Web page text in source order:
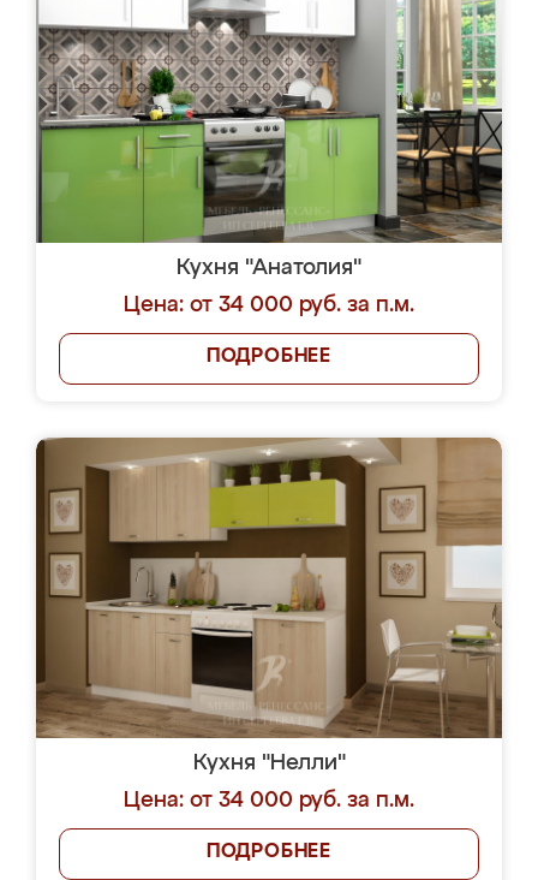
Кухня "Анатолия"
Цена: от 34 000 руб. за п.м.
ПОДРОБНЕЕ
Кухня "Нелли"
Цена: от 34 000 руб. за п.м.
ПОДРОБНЕЕ